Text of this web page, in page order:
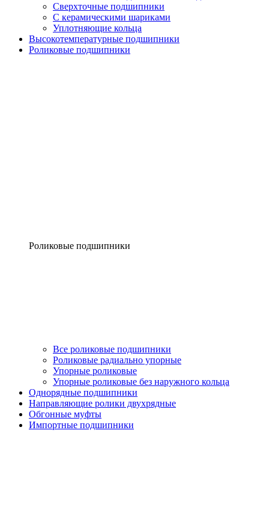
Сверхточные подшипники
С керамическими шариками
Уплотняющие кольца
Высокотемпературные подшипники
Роликовые подшипники
Роликовые подшипники
Все роликовые подшипники
Роликовые радиально упорные
Упорные роликовые
Упорные роликовые без наружного кольца
Однорядные подшипники
Направляющие ролики двухрядные
Обгонные муфты
Импортные подшипники